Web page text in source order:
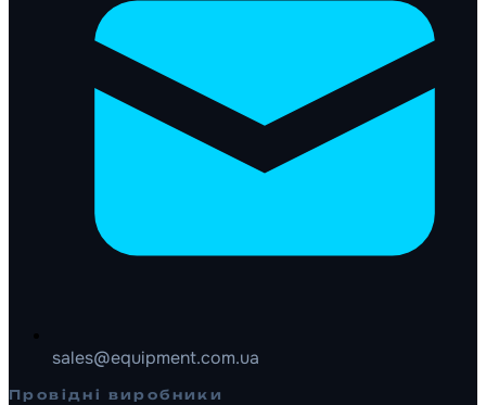
sales@equipment.com.ua
Провідні виробники